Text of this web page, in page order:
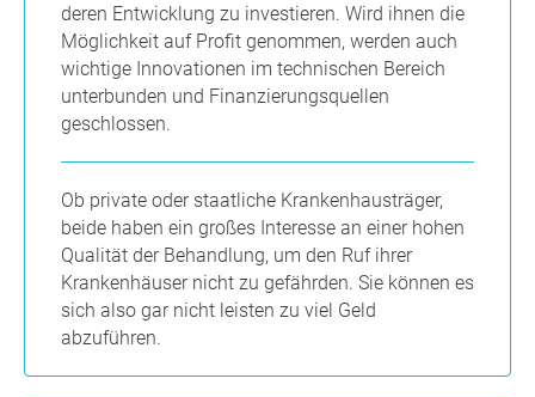
deren Entwicklung zu investieren. Wird ihnen die
Möglichkeit auf Profit genommen, werden auch
wichtige Innovationen im technischen Bereich
unterbunden und Finanzierungsquellen
geschlossen.
Ob private oder staatliche Krankenhausträger,
beide haben ein großes Interesse an einer hohen
Qualität der Behandlung, um den Ruf ihrer
Krankenhäuser nicht zu gefährden. Sie können es
sich also gar nicht leisten zu viel Geld
abzuführen.